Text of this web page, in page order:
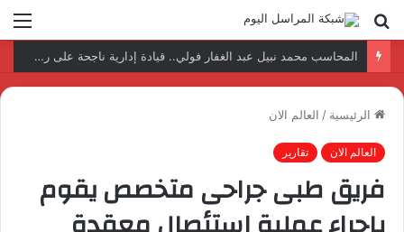
بحث
عن
نتائج إيجابية بعد زيارة وفد الجامعة المصرية النتائج إيجابية بعد زيارة وفد الجامعة المصرية الروسية لمصنع الإلكترونياتروسية لمصنع الإلكترونيات
الرئيسية / العالم الان
العالم الان تقارير
فريق طبى جراحى متخصص يقوم